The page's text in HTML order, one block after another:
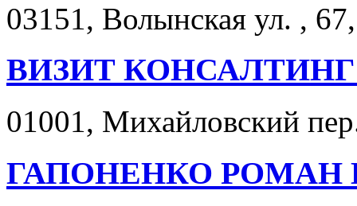
03151, Волынская ул. ,
ВИЗИТ
01001, Михайловский
ГАПОНЕНКО РОМАН